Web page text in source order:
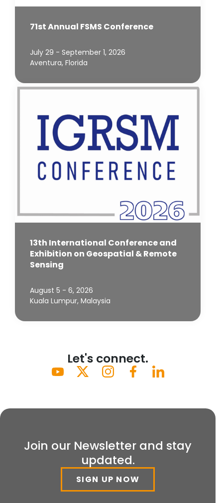
71st Annual FSMS Conference
July 29 - September 1, 2026
Aventura, Florida
13th International Conference and
Exhibition on Geospatial & Remote
Sensing
August 5 - 6, 2026
Kuala Lumpur, Malaysia
Let's connect.
Join our Newsletter and stay
updated.
SIGN UP NOW